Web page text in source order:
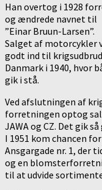
Han overtog i 1928
og ændrede navnet til
”Einar Bruun-Larsen”.
Salget af motorcykler
godt ind til
Danmark i 1940, hvor
gik i stå.
Ved afslutningen af
forretningen optog
JAWA og CZ. Det gik
I 1951 kom chancen
Ansgargade nr. 1, der
og en
til at udvide